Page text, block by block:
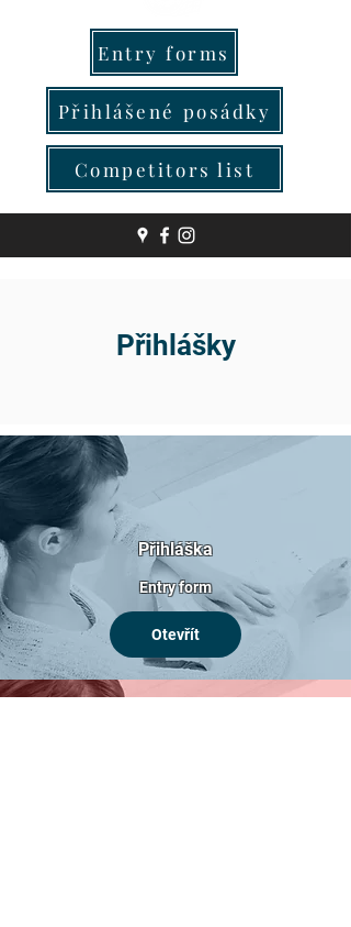
Entry forms
Přihlášené posádky
Competitors list
Přihlášky
Přihláška
Entry form
Otevřít